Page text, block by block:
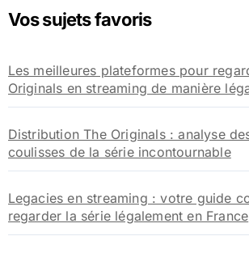
r
e
r
Vos sujets favoris
Les meilleures plateformes pour
Originals en streaming de manière
Distribution The Originals : analyse
coulisses de la série incontournable
Legacies en streaming : votre guide
regarder la série légalement en France